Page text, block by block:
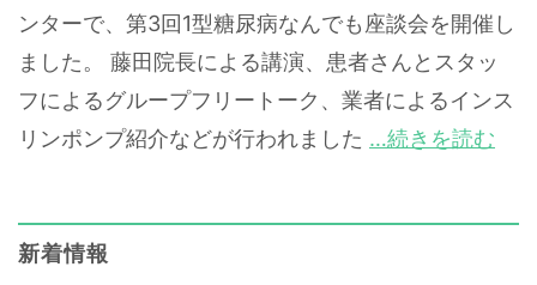
ンターで、第3回1型糖尿病なんでも座談会を開催し
ました。 藤田院長による講演、患者さんとスタッ
フによるグループフリートーク、業者によるインス
リンポンプ紹介などが行われました …続きを読む
新着情報